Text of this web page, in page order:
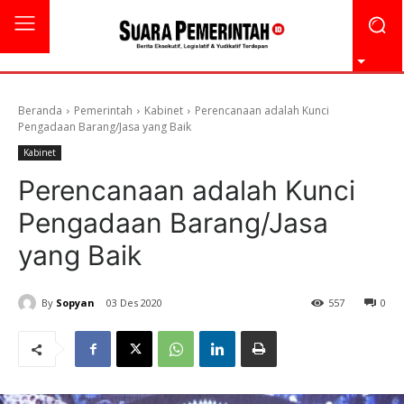
Beranda Pemerintah Kabinet
Perencanaan adalah Kunci
Pengadaan Barang/Jasa yang Baik
Kabinet
Perencanaan adalah Kunci
Pengadaan Barang/Jasa
yang Baik
By Sopyan 03 Des 2020 0
557